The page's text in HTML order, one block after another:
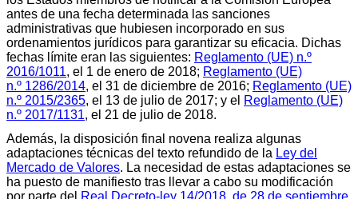
antes de una fecha determinada las sanciones
administrativas que hubiesen incorporado en sus
ordenamientos jurídicos para garantizar su eficacia. Dichas
fechas límite eran las siguientes: Reglamento (UE) n.º
2016/1011, el 1 de enero de 2018; Reglamento (UE)
n.º 1286/2014, el 31 de diciembre de 2016; Reglamento (UE)
n.º 2015/2365, el 13 de julio de 2017; y el Reglamento (UE)
n.º 2017/1131, el 21 de julio de 2018.
Además, la disposición final novena realiza algunas
adaptaciones técnicas del texto refundido de la Ley del
Mercado de Valores. La necesidad de estas adaptaciones se
ha puesto de manifiesto tras llevar a cabo su modificación
por parte del Real Decreto-ley 14/2018, de 28 de septiembre,